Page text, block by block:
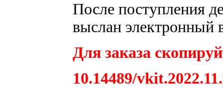
После поступления
выслан электронный
Для заказа
10.14489/